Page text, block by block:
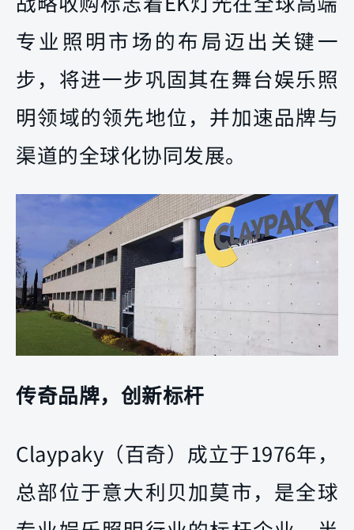
专业照明市场的布局迈出关键一
步，将进一步巩固其在舞台娱乐照
明领域的领先地位，并加速品牌与
渠道的全球化协同发展。
传奇品牌，创新标杆
Claypaky（百奇）成立于1976年，
总部位于意大利贝加莫市，是全球